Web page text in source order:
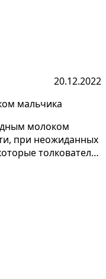
20.12.2022
мальчика
молоком
при неожиданных
толкователи